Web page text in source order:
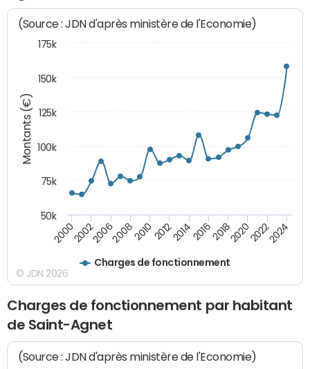
Montants (€)
(Source : JDN d'après ministère de l'Economie)
Charges de fonctionnement
200020022006200820102012201420162018202020222024
50k
75k
100k
125k
150k
175k
© JDN 2026
Charges de fonctionnement par habitant
de Saint-Agnet
(Source : JDN d'après ministère de l'Economie)